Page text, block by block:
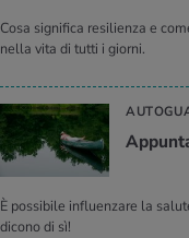
Cosa significa resilienza e
nella vita di tutti i giorni.
È possibile influenzare la
dicono di sì!